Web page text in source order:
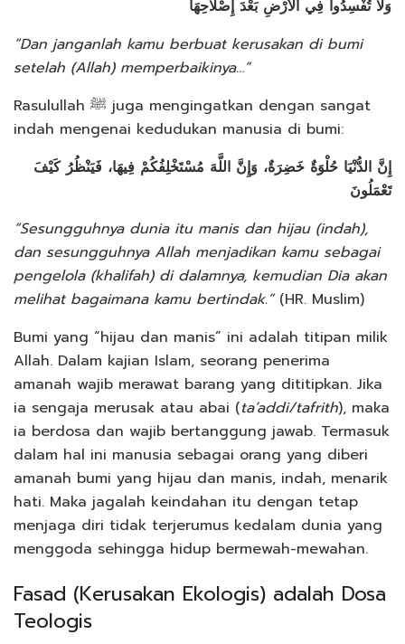
وَلَا تُفْسِدُوا فِي الْأَرْضِ بَعْدَ إِصْلَاحِهَا
“Dan janganlah kamu berbuat kerusakan di bumi
setelah (Allah) memperbaikinya…”
Rasulullah ﷺ juga mengingatkan dengan sangat
indah mengenai kedudukan manusia di bumi:
إِنَّ الدُّنْيَا حُلْوَةٌ خَضِرَةٌ، وَإِنَّ اللَّهَ مُسْتَخْلِفُكُمْ فِيهَا، فَيَنْظُرُ كَيْفَ
تَعْمَلُونَ
“Sesungguhnya dunia itu manis dan hijau (indah),
dan sesungguhnya Allah menjadikan kamu sebagai
pengelola (khalifah) di dalamnya, kemudian Dia akan
melihat bagaimana kamu bertindak.”(HR. Muslim)
Bumi yang “hijau dan manis” ini adalah titipan milik
Allah. Dalam kajian Islam, seorang penerima
amanah wajib merawat barang yang dititipkan. Jika
ia sengaja merusak atau abai (ta’addi/tafrith), maka
ia berdosa dan wajib bertanggung jawab. Termasuk
dalam hal ini manusia sebagai orang yang diberi
amanah bumi yang hijau dan manis, indah, menarik
hati. Maka jagalah keindahan itu dengan tetap
menjaga diri tidak terjerumus kedalam dunia yang
menggoda sehingga hidup bermewah-mewahan.
Fasad (Kerusakan Ekologis) adalah Dosa
Teologis